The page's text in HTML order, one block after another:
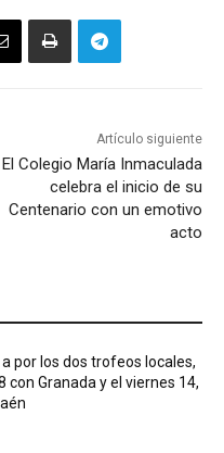
Artículo siguiente
El Colegio María Inmaculada
celebra el inicio de su
Centenario con un emotivo
acto
por los dos trofeos locales,
con Granada y el viernes 14,